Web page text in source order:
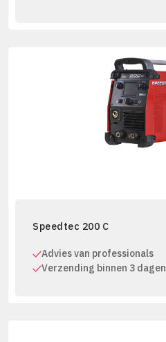
Speedtec 200 C
Advies van professionals
Verzending binnen 3 dagen